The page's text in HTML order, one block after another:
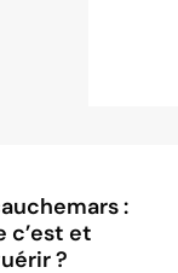
:
c’est et
?